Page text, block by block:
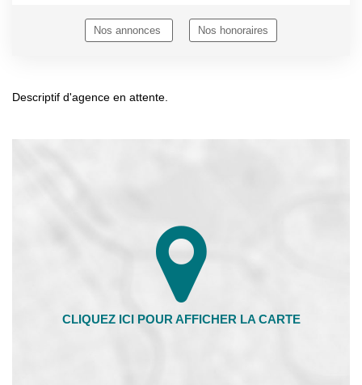
Nos annonces Nos honoraires
Descriptif d'agence en attente.